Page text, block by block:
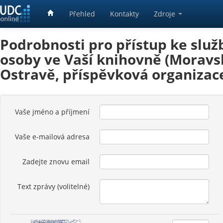
Přehled Kontakty Zdroje
Podrobnosti pro přístup ke
osoby ve Vaší knihovně
Ostravě, příspěvková
Vaše jméno a příjmení
Vaše e-mailová adresa
Zadejte znovu email
Text zprávy (volitelné)